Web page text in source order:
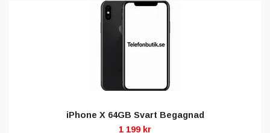
iPhone X 64GB Svart Begagnad
1 199 kr